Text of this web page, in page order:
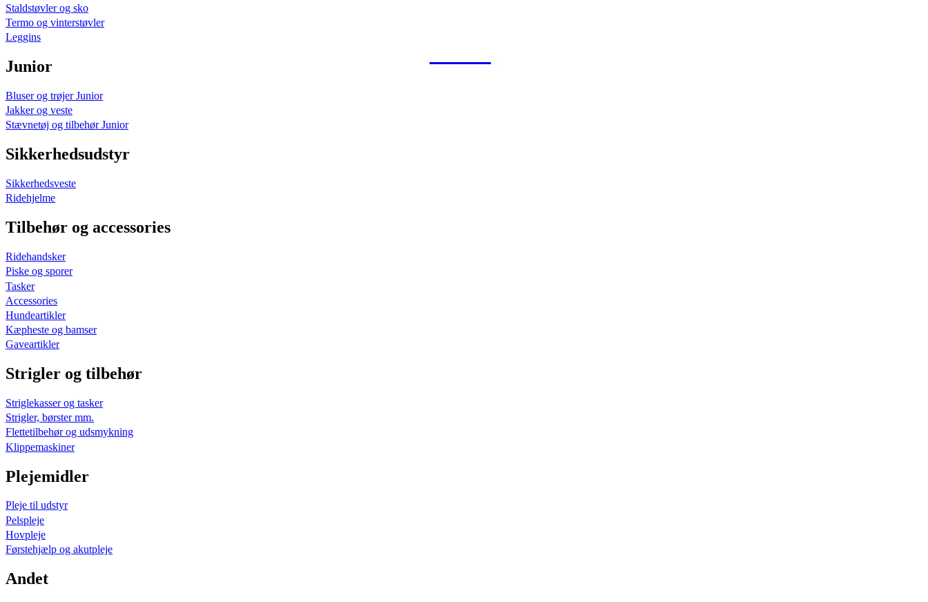
Staldstøvler og sko
Termo og vinterstøvler
Leggins
Junior
Bluser og trøjer Junior
Jakker og veste
Stævnetøj og tilbehør Junior
Sikkerhedsudstyr
Sikkerhedsveste
Ridehjelme
Tilbehør og accessories
Ridehandsker
Piske og sporer
Tasker
Accessories
Hundeartikler
Kæpheste og bamser
Gaveartikler
Strigler og tilbehør
Striglekasser og tasker
Strigler, børster mm.
Flettetilbehør og udsmykning
Klippemaskiner
Plejemidler
Pleje til udstyr
Pelspleje
Hovpleje
Førstehjælp og akutpleje
Andet